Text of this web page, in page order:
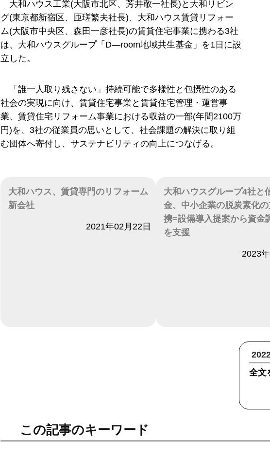
大和ハウス工業(大阪市北区、芳井敬一社長)と大和リビン
グ(東京都新宿区、匝瑳繁夫社長)、大和ハウス賃貸リフォー
ム(大阪市中央区、森田一彦社長)の賃貸住宅事業に携わる3社
は、大和ハウスグループ「D―room地域共生基金」を1日に設
立した。
「誰一人取り残さない」持続可能で多様性と包摂性のある
社会の実現に向け、賃貸住宅事業と賃貸住宅管理・運営事
業、賃貸住宅リフォーム事業における収益の一部(年間2100万
円)を、3社の従業員の思いとして、社会課題の解決に取り組
む団体へ寄付し、サステナビリティの向上につなげる。
大和ハウス、賃貸専門のリフォーム
新会社
2021年02月22日
大和ハウスグループ4社と
金、中小企業の脱炭素化
携=設備導入提案から資金
を支援
2023
全文
この記事のキーワード